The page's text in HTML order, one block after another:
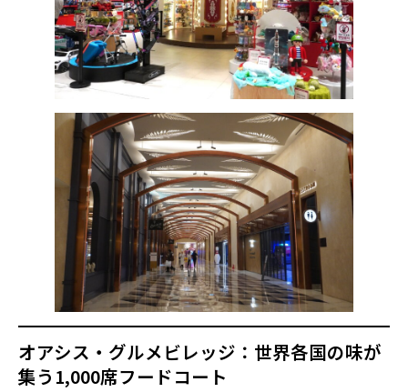
オアシス・グルメビレッジ：世界各国の味が
集う1,000席フードコート